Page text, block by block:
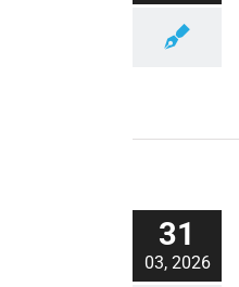
31
03, 2026